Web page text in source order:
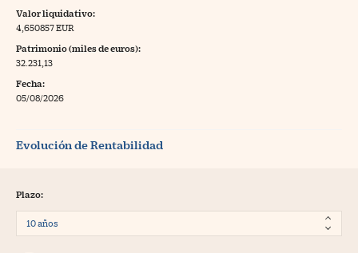
Valor liquidativo:
4,650857 EUR
Patrimonio (miles de euros):
32.231,13
Fecha:
05/08/2026
Evolución de Rentabilidad
Plazo: